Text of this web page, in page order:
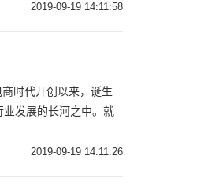
2019-09-19 14:11:58
时代开创以来，诞生
发展的长河之中。就
2019-09-19 14:11:26